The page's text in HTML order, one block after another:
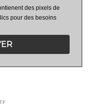
des pixels de
pour des besoins